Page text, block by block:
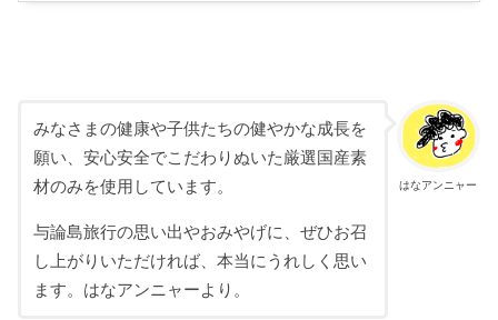
はなアンニャー
みなさまの健康や子供たちの健やかな成長を
願い、安心安全でこだわりぬいた厳選国産素
材のみを使用しています。
与論島旅行の思い出やおみやげに、ぜひお召
し上がりいただければ、本当にうれしく思い
ます。はなアンニャーより。